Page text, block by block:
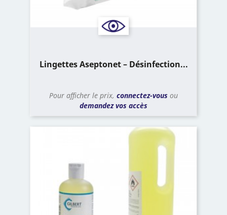
Lingettes Aseptonet – Désinfection...
Pour afficher le prix, connectez-vous ou
demandez vos accès